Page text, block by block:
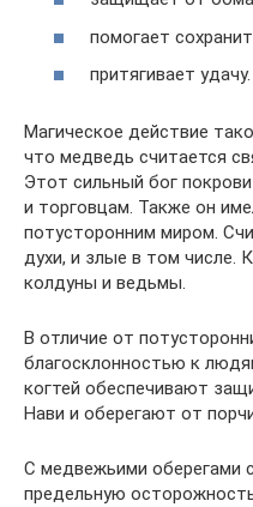
помогает
притягивает удачу.
Магическое действие
что медведь считается
Этот сильный бог
и торговцам. Также он
потусторонним миром.
духи, и злые в том числе.
колдуны и ведьмы.
В отличие от
благосклонностью к
когтей обеспечивают
Нави и оберегают от
С медвежьими оберегами
предельную